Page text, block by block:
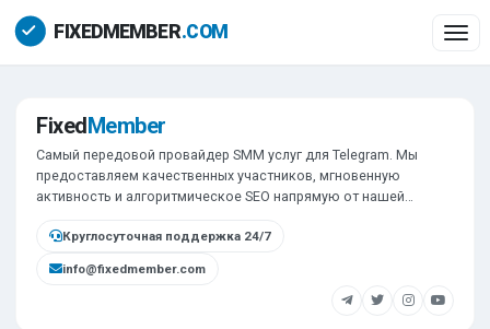
FixedMember
Самый передовой провайдер SMM услуг для Telegram. Мы
предоставляем качественных участников, мгновенную
активность и алгоритмическое SEO напрямую от нашей
Круглосуточная поддержка 24/7
info@fixedmember.com